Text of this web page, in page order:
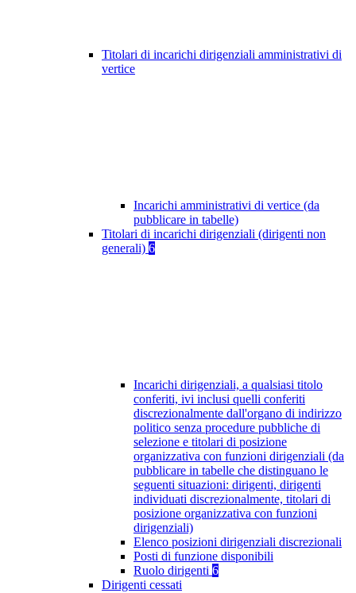
Titolari di incarichi dirigenziali amministrativi di
vertice
Incarichi amministrativi di vertice (da
pubblicare in tabelle)
Titolari di incarichi dirigenziali (dirigenti non
generali) 6
Incarichi dirigenziali, a qualsiasi titolo
conferiti, ivi inclusi quelli conferiti
discrezionalmente dall'organo di indirizzo
politico senza procedure pubbliche di
selezione e titolari di posizione
organizzativa con funzioni dirigenziali (da
pubblicare in tabelle che distinguano le
seguenti situazioni: dirigenti, dirigenti
individuati discrezionalmente, titolari di
posizione organizzativa con funzioni
dirigenziali)
Elenco posizioni dirigenziali discrezionali
Posti di funzione disponibili
Ruolo dirigenti 6
Dirigenti cessati